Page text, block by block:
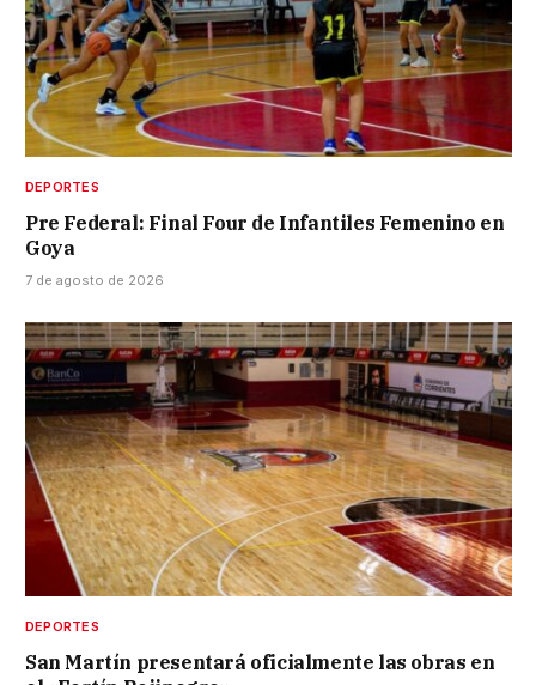
DEPORTES
Pre Federal: Final Four de Infantiles Femenino en
Goya
7 de agosto de 2026
DEPORTES
San Martín presentará oficialmente las obras en